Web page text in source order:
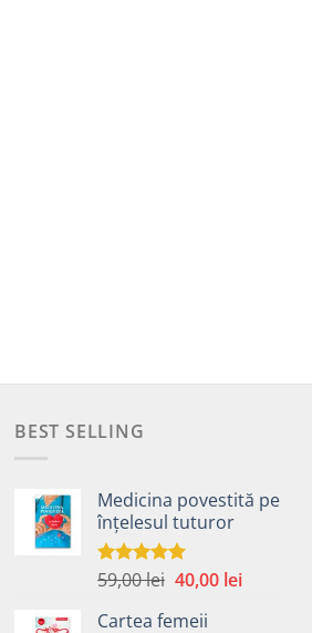
BEST SELLING
Medicina povestită pe
înțelesul tuturor
Evaluat la
59,00lei Prețul
a
40,00 leiPrețul
Cartea femeii